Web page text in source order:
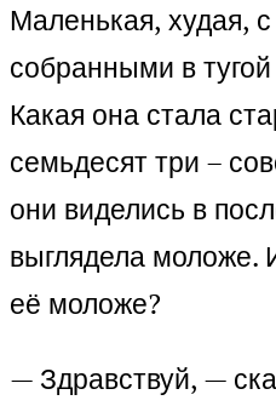
Маленькая, худая,
собранными в
Какая она стала
семьдесят три –
они виделись в
выглядела моложе.
её моложе?
— Здравствуй, —